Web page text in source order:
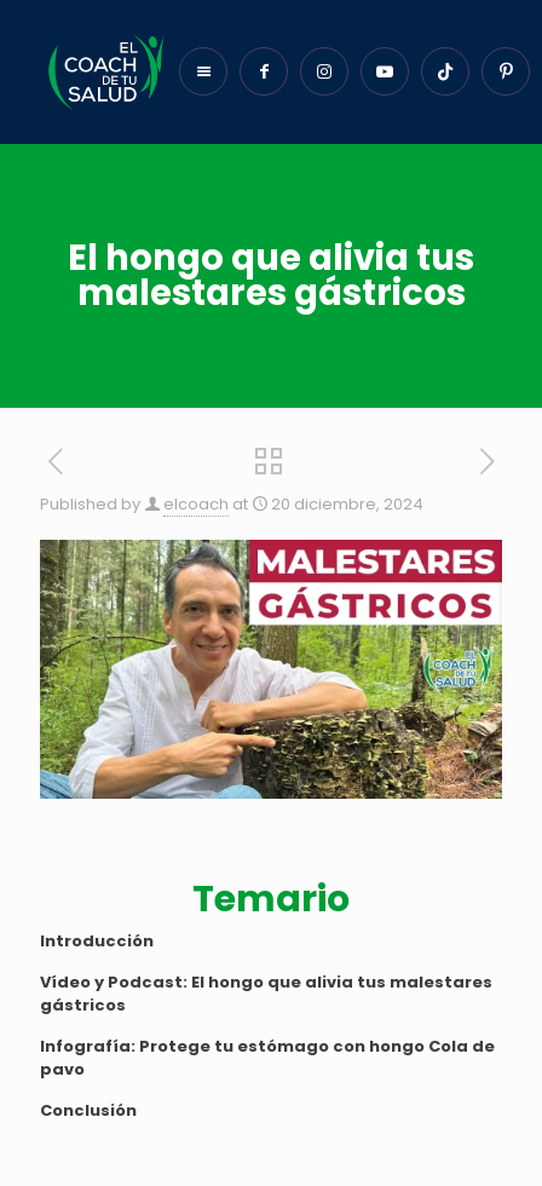
El hongo que alivia tus
malestares gástricos
Published by elcoach at 20 diciembre, 2024
Temario
Introducción
Vídeo y Podcast: El hongo que alivia tus malestares
gástricos
Infografía: Protege tu estómago con hongo Cola de
pavo
Conclusión